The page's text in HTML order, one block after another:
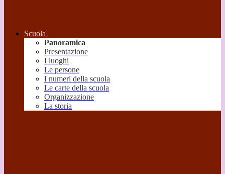
Scuola
Panoramica
Presentazione
I luoghi
Le persone
I numeri della scuola
Le carte della scuola
Organizzazione
La storia